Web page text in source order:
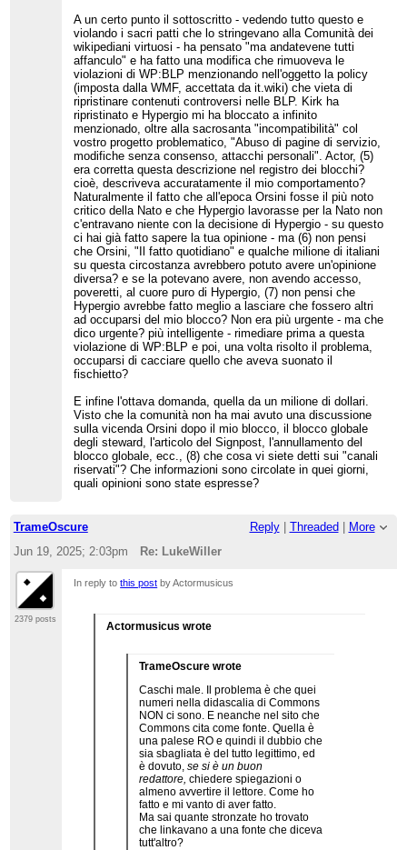
A un certo punto il sottoscritto - vedendo tutto questo e
violando i sacri patti che lo stringevano alla Comunità dei
wikipediani virtuosi - ha pensato "ma andatevene tutti
affanculo" e ha fatto una modifica che rimuoveva le
violazioni di WP:BLP menzionando nell'oggetto la policy
(imposta dalla WMF, accettata da it.wiki) che vieta di
ripristinare contenuti controversi nelle BLP. Kirk ha
ripristinato e Hypergio mi ha bloccato a infinito
menzionado, oltre alla sacrosanta "incompatibilità" col
vostro progetto problematico, "Abuso di pagine di servizio,
modifiche senza consenso, attacchi personali". Actor, (5)
era corretta questa descrizione nel registro dei blocchi?
cioè, descriveva accuratamente il mio comportamento?
Naturalmente il fatto che all'epoca Orsini fosse il più noto
critico della Nato e che Hypergio lavorasse per la Nato non
c'entravano niente con la decisione di Hypergio - su questo
ci hai già fatto sapere la tua opinione - ma (6) non pensi
che Orsini, "Il fatto quotidiano" e qualche milione di italiani
su questa circostanza avrebbero potuto avere un'opinione
diversa? e se la potevano avere, non avendo accesso,
poveretti, al cuore puro di Hypergio, (7) non pensi che
Hypergio avrebbe fatto meglio a lasciare che fossero altri
ad occuparsi del mio blocco? Non era più urgente - ma che
dico urgente? più intelligente - rimediare prima a questa
violazione di WP:BLP e poi, una volta risolto il problema,
occuparsi di cacciare quello che aveva suonato il
fischietto?
E infine l'ottava domanda, quella da un milione di dollari.
Visto che la comunità non ha mai avuto una discussione
sulla vicenda Orsini dopo il mio blocco, il blocco globale
degli steward, l'articolo del Signpost, l'annullamento del
blocco globale, ecc., (8) che cosa vi siete detti sui "canali
riservati"? Che informazioni sono circolate in quei giorni,
quali opinioni sono state espresse?
TrameOscure Reply| Threaded
More
Jun 19, 2025; 2:03pm
Re: LukeWiller
2379 posts
In reply tothis post by Actormusicus
Actormusicus wrote
TrameOscure wrote
Caschi male. Il problema è che quei
numeri nella didascalia di Commons
NON ci sono. E neanche nel sito che
Commons cita come fonte. Quella è
una palese RO e quindi il dubbio che
sia sbagliata è del tutto legittimo, ed
è dovuto, se si è un buon
redattore, chiedere spiegazioni o
almeno avvertire il lettore. Come ho
fatto e mi vanto di aver fatto.
Ma sai quante stronzate ho trovato
che linkavano a una fonte che diceva
tutt'altro?